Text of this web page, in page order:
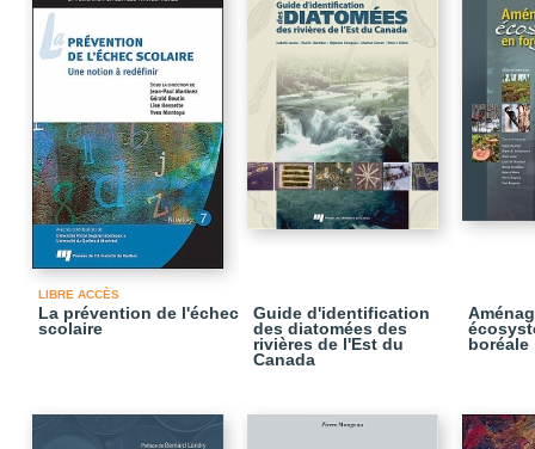
LIBRE ACCÈS
La prévention de l'échec
scolaire
Guide d'identification
des diatomées des
rivières de l'Est du
Canada
boréale